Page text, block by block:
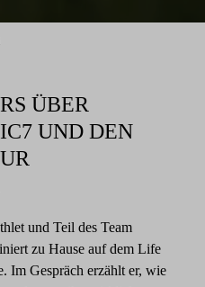
ÜBER
UND DEN
und Teil des Team
zu Hause auf dem Life
Im Gespräch erzählt er, wie